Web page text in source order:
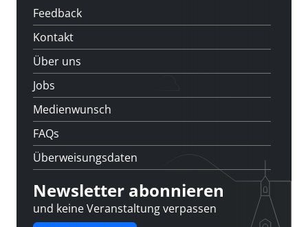
Feedback
Kontakt
Über uns
Jobs
Medienwunsch
FAQs
Überweisungsdaten
Newsletter abonnieren
und keine Veranstaltung verpassen